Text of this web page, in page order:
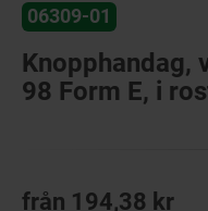
06309-01
Knopphandag,
98 Form E, i
från 194,38 kr